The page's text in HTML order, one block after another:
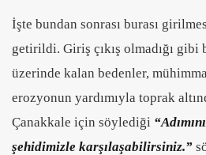
İşte bundan sonrası burası
getirildi. Giriş çıkış olmadığı gibi
üzerinde kalan bedenler,
erozyonun yardımıyla toprak
Çanakkale için söylediği
şehidimizle karşılaşabilirsiniz.”